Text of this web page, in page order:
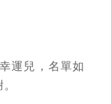
運兒，名單如